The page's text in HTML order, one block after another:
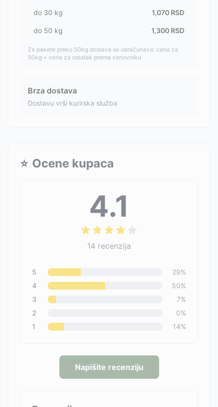
do 30 kg 1,070 RSD
do 50 kg 1,300 RSD
Za pakete preko 50kg dostava se obračunava: cena za
50kg + cena za ostatak prema cenovniku
Brza dostava
Dostavu vrši kurirska služba
⭐ Ocene kupaca
4.1
14 recenzija
5 29%
4
50%
3
7%
2
0%
1
14%
Napišite recenziju